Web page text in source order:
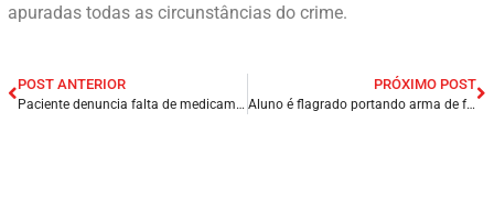
apuradas todas as circunstâncias do crime.
POST ANTERIOR
Paciente denuncia falta de medicamento e mau atendimento no hospital municipal de Presidente Dutra/MA.
PRÓXIMO POST
Aluno é flagrado portando arma de fogo dentro de escola em Itapecuru-Mirim/MA.